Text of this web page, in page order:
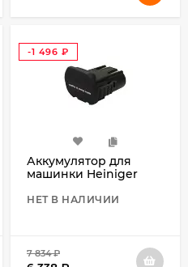
-1 496 ₽
Аккумулятор для
машинки Heiniger
НЕТ В НАЛИЧИИ
7 834₽